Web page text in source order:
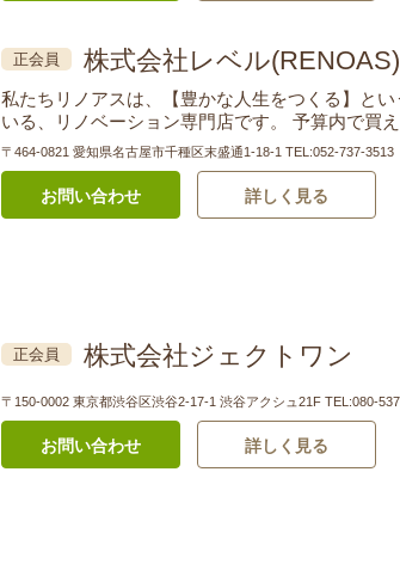
正会員 株式会社レベル(RENOAS)
私たちリノアスは、【豊かな人生をつくる】と
いる、リノベーション専門店です。 予算内で買
〒464-0821 愛知県名古屋市千種区末盛通1-18-1 TEL:052-737-3513
お問い合わせ 詳しく見る
正会員 株式会社ジェクトワン
〒150-0002 東京都渋谷区渋谷2-17-1 渋谷アクシュ21F TEL:080-
お問い合わせ 詳しく見る